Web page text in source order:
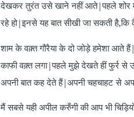
देखकर तुरंत उसे खाने नहीं आते|पहले शोर
रहे हो|इनसे यह बात सीखी जा सकती
शाम के वक़्त गौरैया के दो जोड़े हमेशा आते
काफी वक़्त लगा|पहले मुझे देखते हीं फुर्र से
अपनी बात कह देते हैं|अपनी चहचाहट से
मैं सबसे यही अपील करुँगी की आप भी